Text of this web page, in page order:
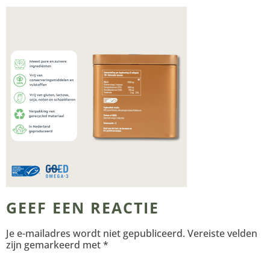
GEEF EEN REACTIE
Je e-mailadres wordt niet gepubliceerd. Vereiste velden
zijn gemarkeerd met*